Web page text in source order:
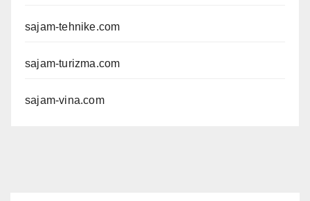
sajam-tehnike.com
sajam-turizma.com
sajam-vina.com